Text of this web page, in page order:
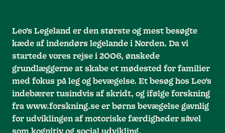
Leo’s Legeland er den største og mest besøgte
kæde af indendørs legelande i Norden. Da vi
startede vores rejse i 2006, ønskede
grundlæggerne at skabe et mødested for familier
med fokus på leg og bevægelse. Et besøg hos Leo’s
indebærer tusindvis af skridt, og ifølge forskning
fra www.forskning.se er børns bevægelse gavnlig
for udviklingen af motoriske færdigheder såvel